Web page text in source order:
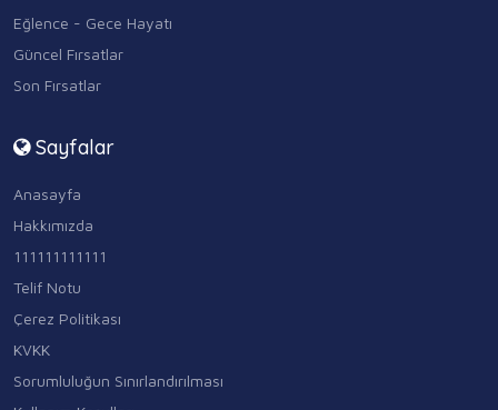
Eğlence - Gece Hayatı
Güncel Fırsatlar
Son Fırsatlar
Sayfalar
Anasayfa
Hakkımızda
111111111111
Telif Notu
Çerez Politikası
KVKK
Sorumluluğun Sınırlandırılması